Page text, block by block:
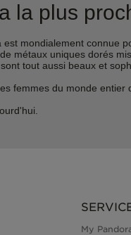
la plus
mondialement connue
métaux uniques dorés
tout aussi beaux et
femmes du monde
My